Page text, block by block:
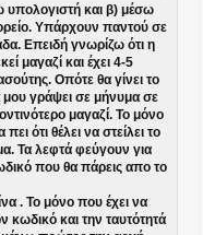
υπολογιστή και β) μέσω
Υπάρχουν παντού σε
Επειδή γνωρίζω ότι η
μαγαζί και έχει 4-5
Οπότε θα γίνει το
μου γράψει σε μήνυμα σε
μαγαζί. Το μόνο
ότι θέλει να στείλει το
Τα λεφτά φεύγουν για
που θα πάρεις απο το
. Το μόνο που έχει να
κωδικό και την ταυτότητά